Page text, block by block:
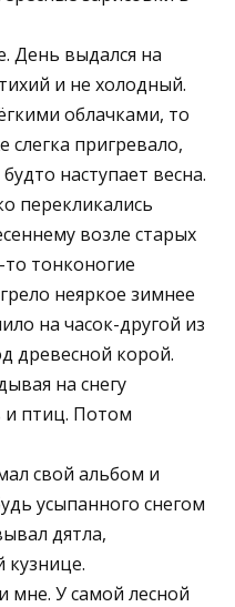
День выдался на
и не холодный.
облачками, то
пригревало,
наступает весна.
перекликались
возле старых
то тонконогие
неяркое зимнее
на часок-другой из
древесной корой.
на снегу
и птиц. Потом
свой альбом и
усыпанного снегом
дятла,
мне. У самой лесной